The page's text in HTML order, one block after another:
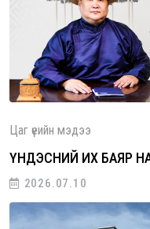
Цаг үеийн мэдээ
ҮНДЭСНИЙ ИХ БАЯР
2026.07.10